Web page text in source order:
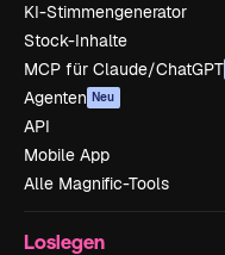
KI-Stimmengenerator
Stock-Inhalte
MCP für Claude/ChatGPT
Agenten Neu
API
Mobile App
Alle Magnific-Tools
Loslegen